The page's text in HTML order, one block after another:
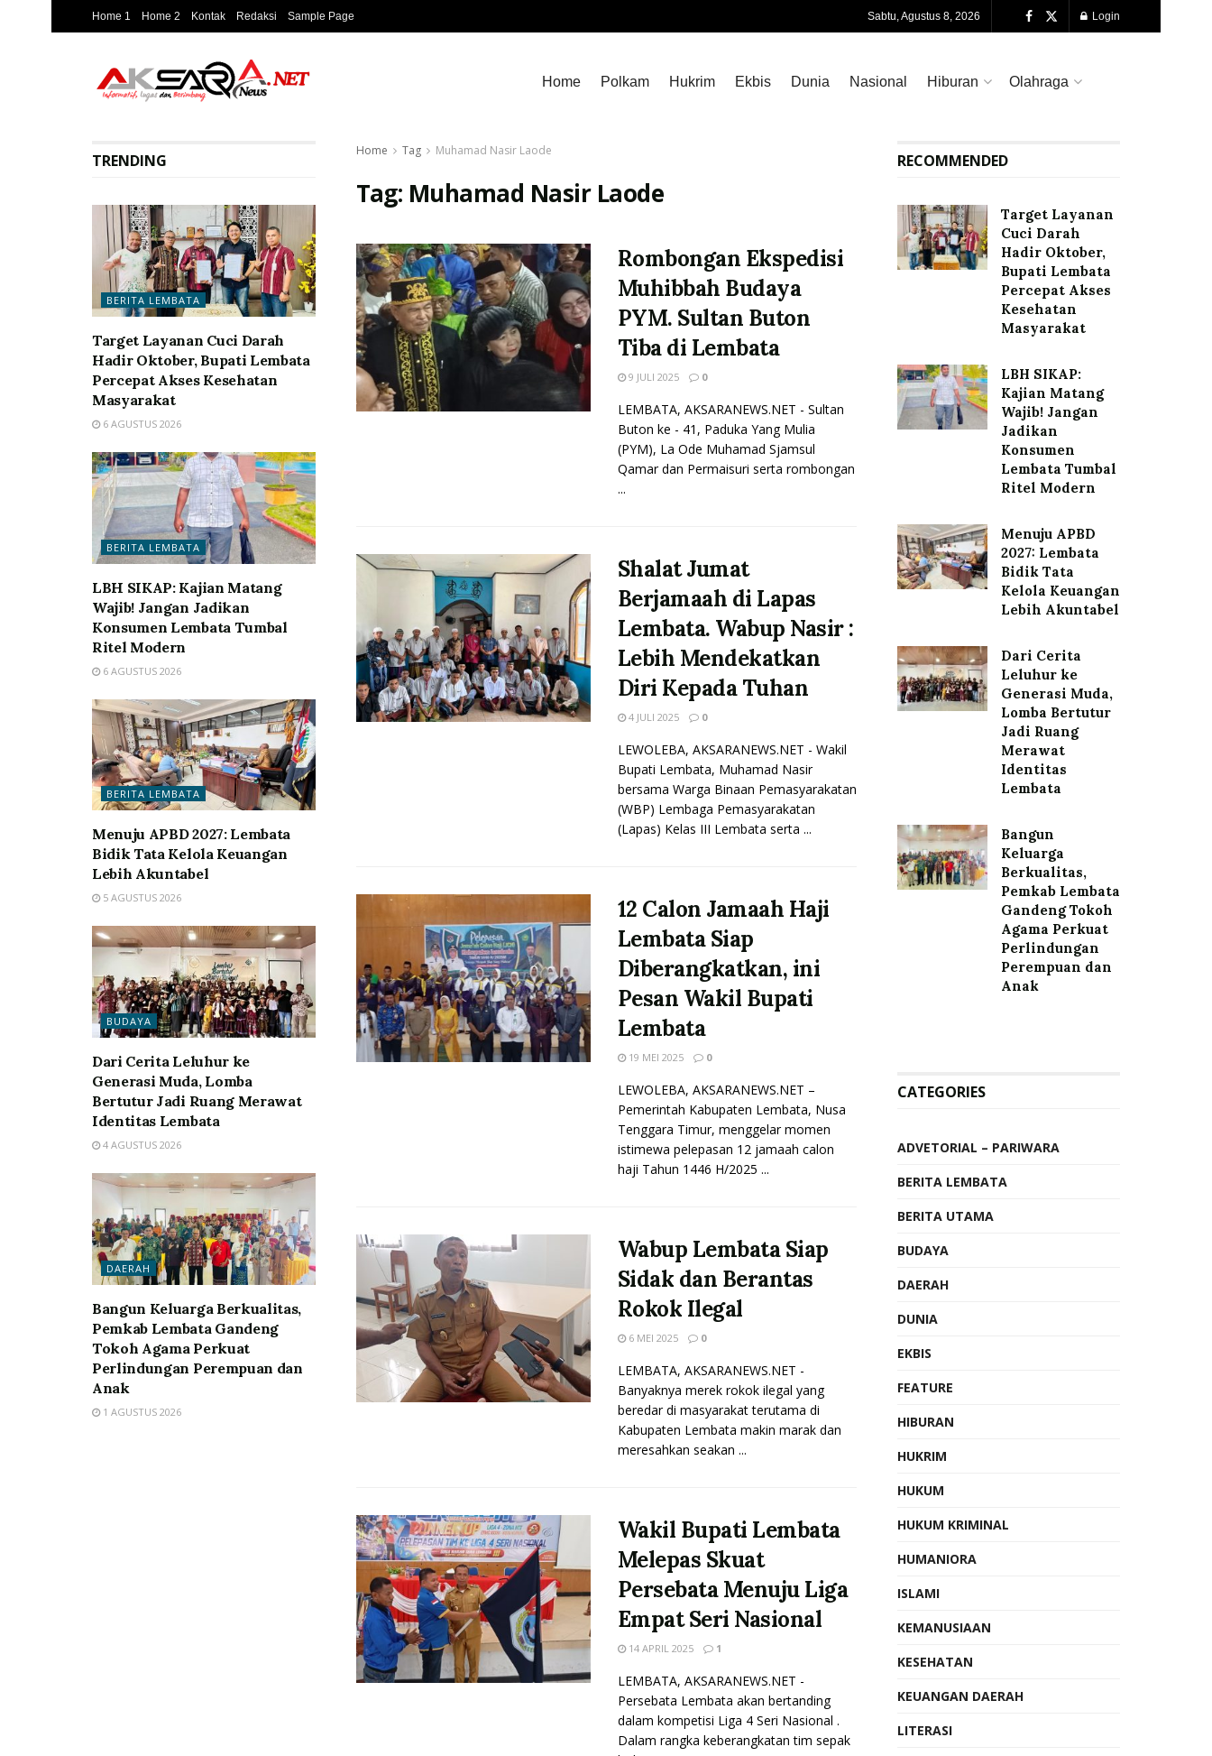
Home 1 Home 2 Kontak Redaksi Sample Page Sabtu, Agustus 8, 2026 Login
Home Polkam Hukrim Ekbis Dunia Nasional Hiburan Olahraga
Home Tag Muhamad Nasir Laode
Tag: Muhamad Nasir Laode
Rombongan Ekspedisi
Muhibbah Budaya
PYM. Sultan Buton
Tiba di Lembata
9 JULI 2025 0
LEMBATA, AKSARANEWS.NET - Sultan
Buton ke - 41, Paduka Yang Mulia
(PYM), La Ode Muhamad Sjamsul
Qamar dan Permaisuri serta rombongan
...
Shalat Jumat
Berjamaah di Lapas
Lembata. Wabup Nasir :
Lebih Mendekatkan
Diri Kepada Tuhan
4 JULI 2025 0
LEWOLEBA, AKSARANEWS.NET - Wakil
Bupati Lembata, Muhamad Nasir
bersama Warga Binaan Pemasyarakatan
(WBP) Lembaga Pemasyarakatan
(Lapas) Kelas III Lembata serta ...
12 Calon Jamaah Haji
Lembata Siap
Diberangkatkan, ini
Pesan Wakil Bupati
Lembata
19 MEI 2025 0
LEWOLEBA, AKSARANEWS.NET –
Pemerintah Kabupaten Lembata, Nusa
Tenggara Timur, menggelar momen
istimewa pelepasan 12 jamaah calon
haji Tahun 1446 H/2025 ...
Wabup Lembata Siap
Sidak dan Berantas
Rokok Ilegal
6 MEI 2025 0
LEMBATA, AKSARANEWS.NET -
Banyaknya merek rokok ilegal yang
beredar di masyarakat terutama di
Kabupaten Lembata makin marak dan
meresahkan seakan ...
Wakil Bupati Lembata
Melepas Skuat
Persebata Menuju Liga
Empat Seri Nasional
14 APRIL 2025 1
LEMBATA, AKSARANEWS.NET -
Persebata Lembata akan bertanding
dalam kompetisi Liga 4 Seri Nasional .
Dalam rangka keberangkatan tim sepak
TRENDING
BERITA LEMBATA
Target Layanan Cuci Darah
Hadir Oktober, Bupati Lembata
Percepat Akses Kesehatan
Masyarakat
6 AGUSTUS 2026
BERITA LEMBATA
LBH SIKAP: Kajian Matang
Wajib! Jangan Jadikan
Konsumen Lembata Tumbal
Ritel Modern
6 AGUSTUS 2026
BERITA LEMBATA
Menuju APBD 2027: Lembata
Bidik Tata Kelola Keuangan
Lebih Akuntabel
5 AGUSTUS 2026
BUDAYA
Dari Cerita Leluhur ke
Generasi Muda, Lomba
Bertutur Jadi Ruang Merawat
Identitas Lembata
4 AGUSTUS 2026
DAERAH
Bangun Keluarga Berkualitas,
Pemkab Lembata Gandeng
Tokoh Agama Perkuat
Perlindungan Perempuan dan
Anak
1 AGUSTUS 2026
RECOMMENDED
Target Layanan
Cuci Darah
Hadir Oktober,
Bupati Lembata
Percepat Akses
Kesehatan
Masyarakat
LBH SIKAP:
Kajian Matang
Wajib! Jangan
Jadikan
Konsumen
Lembata Tumbal
Ritel Modern
Menuju APBD
2027: Lembata
Bidik Tata
Kelola Keuangan
Lebih Akuntabel
Dari Cerita
Leluhur ke
Generasi Muda,
Lomba Bertutur
Jadi Ruang
Merawat
Identitas
Lembata
Bangun
Keluarga
Berkualitas,
Pemkab Lembata
Gandeng Tokoh
Agama Perkuat
Perlindungan
Perempuan dan
Anak
CATEGORIES
ADVETORIAL – PARIWARA
BERITA LEMBATA
BERITA UTAMA
BUDAYA
DAERAH
DUNIA
EKBIS
FEATURE
HIBURAN
HUKRIM
HUKUM
HUKUM KRIMINAL
HUMANIORA
ISLAMI
KEMANUSIAAN
KESEHATAN
KEUANGAN DAERAH
LITERASI